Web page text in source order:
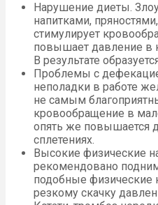
Нарушение диеты.
напитками,
стимулирует
повышает давление в
В результате
Проблемы с
неполадки в работе
не самым
кровообращение в
опять же повышается
сплетениях.
Высокие физические
рекомендовано
подобные физические
резкому скачку